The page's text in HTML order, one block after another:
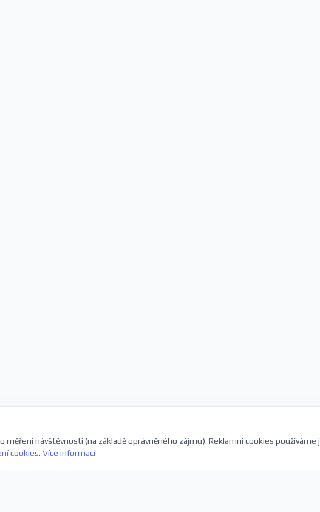
návštěvnosti (na základě oprávněného zájmu). Reklamní cookies používáme
cookies. Více informací